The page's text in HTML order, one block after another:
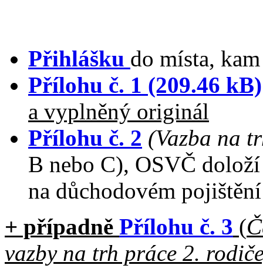
Přihlášku do místa,
Přílohu č. 1 (209.46 kB)
a vyplněný originál
Přílohu č. 2 (Vazba na
B nebo C), OSVČ
na důchodovém
+ případně Přílohu č. 3 (
vazby na trh práce 2.